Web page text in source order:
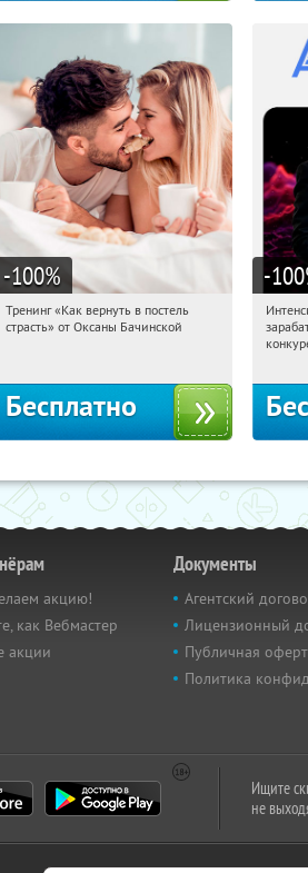
-100%
01:07:44 Получили:
Тренинг «Как вернуть в постель
страсть» от Оксаны Бачинской
Бесплатно
-100
Россия
акцию!
как Вебмастер
акции
Документы
Агентский
Лицензионный
Публичная
Политика
Ищите
не